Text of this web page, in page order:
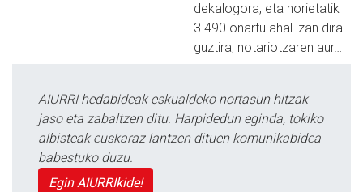
dekalogora, eta horietatik
3.490 onartu ahal izan dira
guztira, notariotzaren aur…
AIURRI hedabideak eskualdeko nortasun hitzak
jaso eta zabaltzen ditu. Harpidedun eginda, tokiko
albisteak euskaraz lantzen dituen komunikabidea
babestuko duzu.
Egin AIURRIkide!